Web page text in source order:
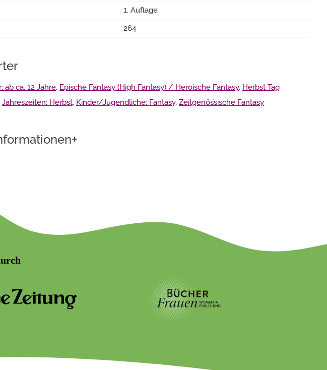
1. Auflage
264
ca. 12 Jahre, Epische Fantasy (High Fantasy) / Heroische Fantasy, Herbst Tag
Jahreszeiten: Herbst, Kinder/Jugendliche: Fantasy, Zeitgenössische Fantasy
+